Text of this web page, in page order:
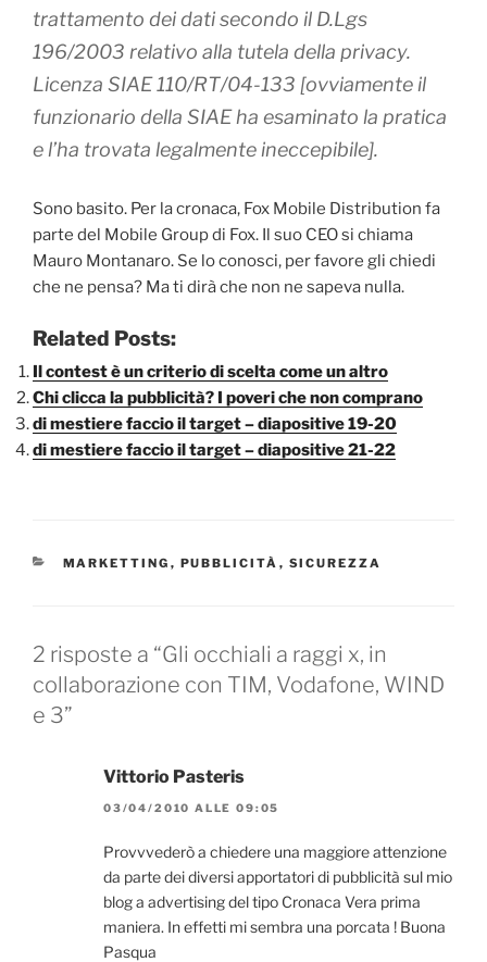
trattamento dei dati secondo il D.Lgs
196/2003 relativo alla tutela della privacy.
Licenza SIAE 110/RT/04-133 [ovviamente il
funzionario della SIAE ha esaminato la pratica
e l’ha trovata legalmente ineccepibile].
Sono basito. Per la cronaca, Fox Mobile Distribution fa
parte del Mobile Group di Fox. Il suo CEO si chiama
Mauro Montanaro. Se lo conosci, per favore gli chiedi
che ne pensa? Ma ti dirà che non ne sapeva nulla.
Related Posts:
Il contest è un criterio di scelta come un altro
Chi clicca la pubblicità? I poveri che non comprano
di mestiere faccio il target – diapositive 19-20
di mestiere faccio il target – diapositive 21-22
CATEGORIE
MARKETTING , PUBBLICITÀ , SICUREZZA
2 risposte a “Gli occhiali a raggi x, in
collaborazione con TIM, Vodafone, WIND
e 3”
Vittorio Pasteris
03/04/2010 ALLE 09:05
Provvvederò a chiedere una maggiore attenzione
da parte dei diversi apportatori di pubblicità sul mio
blog a advertising del tipo Cronaca Vera prima
maniera. In effetti mi sembra una porcata ! Buona
Pasqua